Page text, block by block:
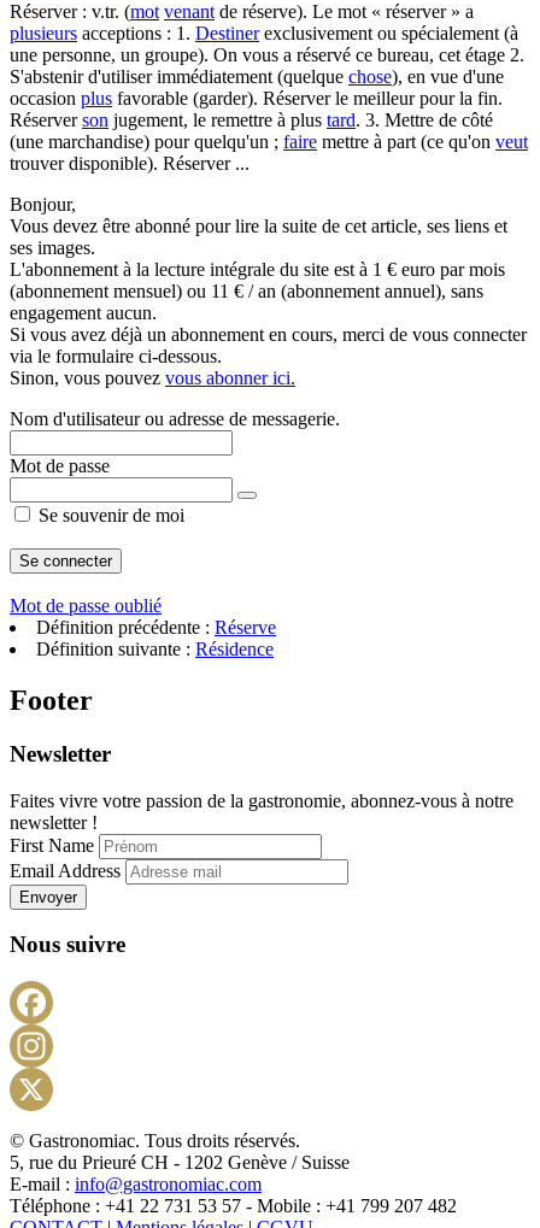
Réserver : v.tr. (mot venant de réserve). Le mot « réserver » a
plusieurs acceptions : 1. Destinerexclusivement ou spécialement (à
une personne, un groupe). On vous a réservé ce bureau, cet étage 2.
S'abstenir d'utiliser immédiatement (quelque chose), en vue d'une
occasion plus favorable (garder). Réserver le meilleur pour la fin.
Réserverson jugement, le remettre à plus tard. 3. Mettre de côté
(une marchandise) pour quelqu'un ; faire mettre à part (ce qu'on veut
trouver disponible). Réserver ...
Bonjour,
Vous devez être abonné pour lire la suite de cet article, ses liens et
ses images.
L'abonnement à la lecture intégrale du site est à 1 € euro par mois
(abonnement mensuel) ou 11 € / an (abonnement annuel), sans
engagement aucun.
Si vous avez déjà un abonnement en cours, merci de vous connecter
via le formulaire ci-dessous.
Sinon, vous pouvez vous abonner ici.
Nom d'utilisateur ou adresse de messagerie.
Mot de passe
Se souvenir de moi
Mot de passe oublié
Définition précédente : Réserve
Définition suivante : Résidence
Footer
Newsletter
Faites vivre votre passion de la gastronomie, abonnez-vous à notre
newsletter !
First Name
Email Address
Envoyer
Nous suivre
X
© Gastronomiac. Tous droits réservés.
5, rue du Prieuré CH - 1202 Genève / Suisse
E-mail : info@gastronomiac.com
Téléphone : +41 22 731 53 57 - Mobile : +41 799 207 482